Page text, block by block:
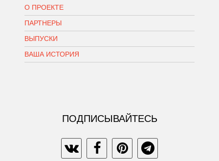
О ПРОЕКТЕ
ПАРТНЕРЫ
ВЫПУСКИ
ВАША ИСТОРИЯ
ПОДПИСЫВАЙТЕСЬ